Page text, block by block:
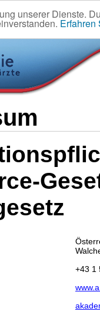
unserer Dienste.
Erfahren
+43 1